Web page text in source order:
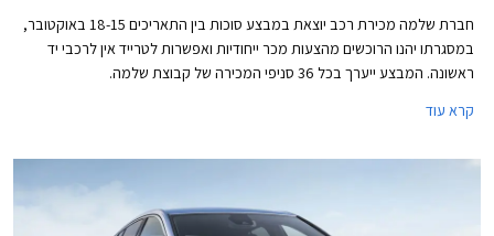
חברת שלמה מכירת רכב יוצאת במבצע סוכות בין התאריכים 18-15 באוקטובר,
במסגרתו יהנו הרוכשים מהצעות מכר ייחודיות ואפשרות לטרייד אין לרכבי יד
ראשונה. המבצע ייערך בכל 36 סניפי המכירה של קבוצת שלמה.
קרא עוד